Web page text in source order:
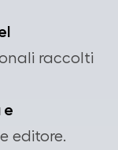
raccolti
e
editore.